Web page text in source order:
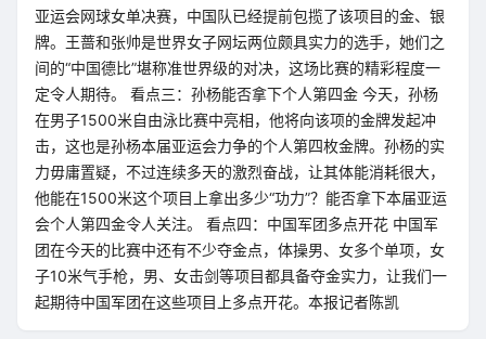
亚运会网球女单决赛，中国队已经提前包揽了该项目的金、银
牌。王蔷和张帅是世界女子网坛两位颇具实力的选手，她们之
间的“中国德比”堪称准世界级的对决，这场比赛的精彩程度一
定令人期待。 看点三：孙杨能否拿下个人第四金 今天，孙杨
在男子1500米自由泳比赛中亮相，他将向该项的金牌发起冲
击，这也是孙杨本届亚运会力争的个人第四枚金牌。孙杨的实
力毋庸置疑，不过连续多天的激烈奋战，让其体能消耗很大，
他能在1500米这个项目上拿出多少“功力”？能否拿下本届亚运
会个人第四金令人关注。 看点四：中国军团多点开花 中国军
团在今天的比赛中还有不少夺金点，体操男、女多个单项，女
子10米气手枪，男、女击剑等项目都具备夺金实力，让我们一
起期待中国军团在这些项目上多点开花。本报记者陈凯